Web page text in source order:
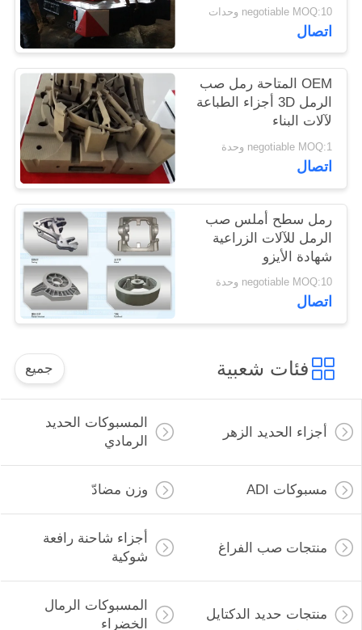
negotiable MOQ:10 وحدات
اتصال
OEM المتاحة رمل صب
الرمل 3D أجزاء الطباعة
لآلات البناء
negotiable MOQ:1 وحدة
اتصال
رمل سطح أملس صب
الرمل للآلات الزراعية
شهادة الأيزو
negotiable MOQ:10 وحدة
اتصال
فئات شعبية جميع
أجزاء الحديد الزهر
المسبوكات الحديد
الرمادي
مسبوكات ADI وزن مضادّ
منتجات صب الفراغ
أجزاء شاحنة رافعة
شوكية
منتجات حديد الدكتايل
المسبوكات الرمال
الخضراء